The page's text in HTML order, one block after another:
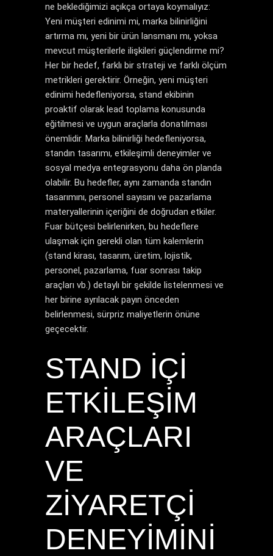
ne beklediğimizi açıkça ortaya koymalıyız:
Yeni müşteri edinimi mi, marka bilinirliğini
artırma mı, yeni bir ürün lansmanı mı, yoksa
mevcut müşterilerle ilişkileri güçlendirme mi?
Her bir hedef, farklı bir strateji ve farklı ölçüm
metrikleri gerektirir. Örneğin, yeni müşteri
edinimi hedefleniyorsa, stand ekibinin
proaktif olarak lead toplama konusunda
eğitilmesi ve uygun araçlarla donatılması
önemlidir. Marka bilinirliği hedefleniyorsa,
standın tasarımı, etkileşimli deneyimler ve
sosyal medya entegrasyonu daha ön planda
olabilir. Bu hedefler, aynı zamanda standın
tasarımını, personel sayısını ve pazarlama
materyallerinin içeriğini de doğrudan etkiler.
Fuar bütçesi belirlenirken, bu hedeflere
ulaşmak için gerekli olan tüm kalemlerin
(stand kirası, tasarım, üretim, lojistik,
personel, pazarlama, fuar sonrası takip
araçları vb.) detaylı bir şekilde listelenmesi ve
her birine ayrılacak payın önceden
belirlenmesi, sürpriz maliyetlerin önüne
geçecektir.
STAND İÇI
ETKILEŞIM
ARAÇLARI
VE
ZIYARETÇI
DENEYIMINI